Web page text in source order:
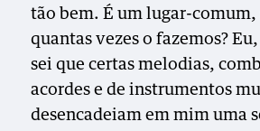
tão bem. É um lugar-comum,
quantas vezes o fazemos?
sei que certas melodias,
acordes e de instrumentos
desencadeiam em mim uma